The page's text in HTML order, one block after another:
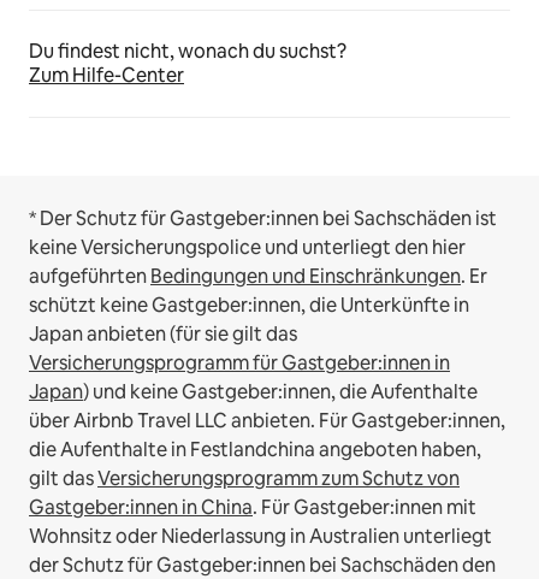
Du findest nicht, wonach du suchst?
Zum Hilfe-Center
* Der Schutz für Gastgeber:innen bei Sachschäden ist
keine Versicherungspolice und unterliegt den hier
aufgeführtenBedingungen und Einschränkungen. Er
schützt keine Gastgeber:innen, die Unterkünfte in
Japan anbieten (für sie gilt das
Versicherungsprogramm für Gastgeber:innen in
Japan) und keine Gastgeber:innen, die Aufenthalte
über Airbnb Travel LLC anbieten. Für Gastgeber:innen,
die Aufenthalte in Festlandchina angeboten haben,
gilt dasVersicherungsprogramm zum Schutz von
Gastgeber:innen in China. Für Gastgeber:innen mit
Wohnsitz oder Niederlassung in Australien unterliegt
der Schutz für Gastgeber:innen bei Sachschäden den